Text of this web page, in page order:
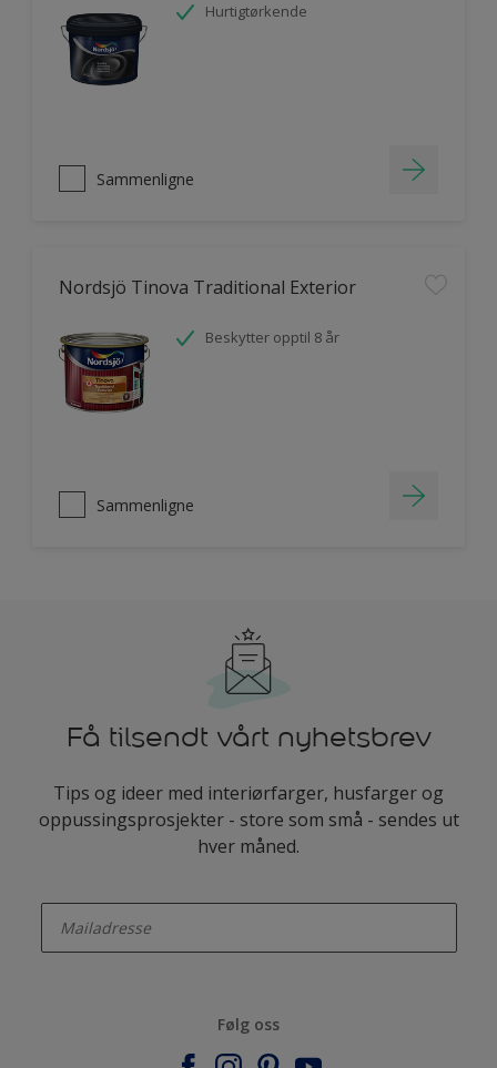
Hurtigtørkende
Sammenligne
Nordsjö Tinova Traditional Exterior
Beskytter opptil 8 år
Sammenligne
Få tilsendt vårt nyhetsbrev
Tips og ideer med interiørfarger, husfarger og
oppussingsprosjekter - store som små - sendes ut
hver måned.
Følg oss